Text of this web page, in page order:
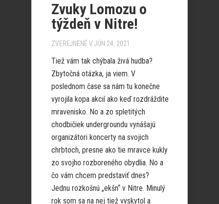
Zvuky Lomozu o
týždeň v Nitre!
ZVEREJNENÉ V JÚN 24, 2021
Tiež vám tak chýbala živá hudba?
Zbytočná otázka, ja viem. V
poslednom čase sa nám tu konečne
vyrojila kopa akcií ako keď rozdráždite
mravenisko. No a zo spletitých
chodbičiek undergroundu vynášajú
organizátori koncerty na svojich
chrbtoch, presne ako tie mravce kukly
zo svojho rozboreného obydlia. No a
čo vám chcem predstaviť dnes?
Jednu rozkošnú „ekšn“ v Nitre. Minulý
rok som sa na nej tiež vyskytol a